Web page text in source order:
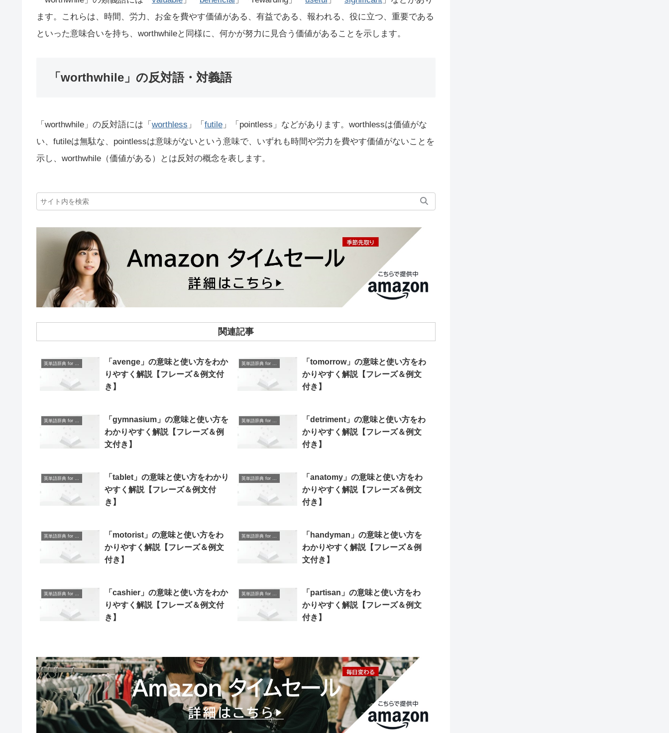
ます。これらは、時間、労力、お金を費やす価値がある、有益である、報われる、役に立つ、重要である
といった意味合いを持ち、worthwhileと同様に、何かが努力に見合う価値があることを示します。
「worthwhile」の反対語・対義語
「worthwhile」の反対語には「 worthless 」「 futile 」「pointless」などがあります。worthlessは価値がな
い、futileは無駄な、pointlessは意味がないという意味で、いずれも時間や労力を費やす価値がないことを
示し、worthwhile（価値がある）とは反対の概念を表します。
関連記事
「avenge」の意味と使い方をわか
りやすく解説【フレーズ＆例文付
き】
「tomorrow」の意味と使い方をわ
かりやすく解説【フレーズ＆例文
付き】
英単語辞典 for Beginners
「gymnasium」の意味と使い方を
わかりやすく解説【フレーズ＆例
文付き】
英単語辞典 for Beginners
「detriment」の意味と使い方をわ
かりやすく解説【フレーズ＆例文
付き】
英単語辞典 for Beginners
「tablet」の意味と使い方をわかり
やすく解説【フレーズ＆例文付
き】
英単語辞典 for Beginners
「anatomy」の意味と使い方をわ
かりやすく解説【フレーズ＆例文
付き】
「motorist」の意味と使い方をわ
かりやすく解説【フレーズ＆例文
付き】
「handyman」の意味と使い方を
わかりやすく解説【フレーズ＆例
文付き】
「cashier」の意味と使い方をわか
りやすく解説【フレーズ＆例文付
き】
「partisan」の意味と使い方をわ
かりやすく解説【フレーズ＆例文
付き】